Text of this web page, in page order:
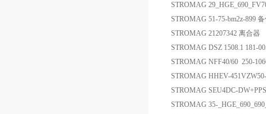
STROMAG
STROMAG 51-75-bm2z-899
STROMAG 21207342 离合器
STROMAG DSZ 1508.1 181-
STROMAG NFF40/60 250-
STROMAG HHEV-
STROMAG SEU4DC-
STROMAG 35-